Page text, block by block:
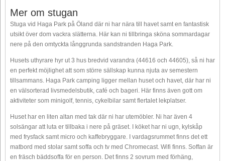
Mer om stugan
Stuga vid Haga Park på Öland där ni har nära till havet samt en fantastisk
utsikt över dom vackra slätterna. Här kan ni tillbringa sköna sommardagar
nere på den omtyckta långgrunda sandstranden Haga Park.
Husets uthyrare hyr ut 3 hus bredvid varandra (44616 och 44605), så ni har
en perfekt möjlighet att som större sällskap kunna njuta av semestern
tillsammans. Haga Park camping ligger mellan huset och havet, där har ni
en välsorterad livsmedelsbutik, café och bageri. Här finns även gott om
aktiviteter som minigolf, tennis, cykelbilar samt flertalet lekplatser.
Huset har en liten altan med tak där ni har utemöbler. Ni har även 4
solsängar att luta er tillbaka i nere på gräset. I köket har ni ugn, kylskåp
med frysfack samt micro och kaffebryggare. I vardagsrummet finns det ett
matbord med stolar samt soffa och tv med Chromecast. Wifi finns. Soffan är
en fräsch bäddsoffa för en person. Det finns 2 sovrum med förhäng,